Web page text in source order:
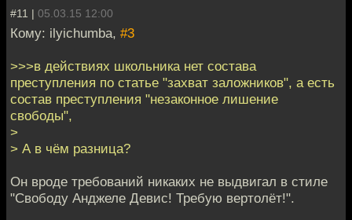
#11 | 05.03.15 12:00
Кому: ilyichumba, #3
>>>в действиях школьника нет состава
преступления по статье "захват заложников", а есть
состав преступления "незаконное лишение
свободы",
>
> А в чём разница?
Он вроде требований никаких не выдвигал в стиле
"Свободу Анджеле Девис! Требую вертолёт!".